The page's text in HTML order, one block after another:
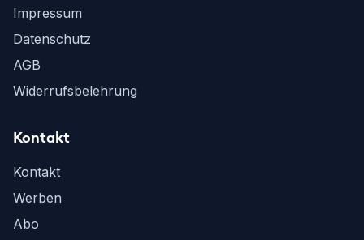
Impressum
Datenschutz
AGB
Widerrufsbelehrung
Kontakt
Kontakt
Werben
Abo